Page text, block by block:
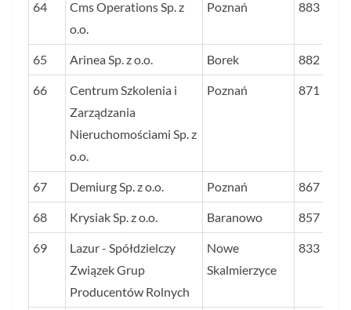
64
Cms Operations Sp. z
o.o.
Poznań 883
65 Arinea Sp. z o.o. Borek 882
66
Centrum Szkolenia i
Zarządzania
Nieruchomościami Sp. z
o.o.
Poznań 871
67 Demiurg Sp. z o.o. Poznań 867
68 Krysiak Sp. z o.o. Baranowo 857
69
Lazur - Spółdzielczy
Związek Grup
Producentów Rolnych
Nowe
Skalmierzyce
833